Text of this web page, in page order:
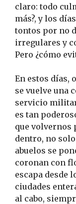
claro: todo
más?, y los
tontos por no
irregulares y
Pero ¿cómo
En estos días,
se vuelve una
servicio
es tan
que volvernos
dentro, no
abuelos se
coronan con
escapa desde
ciudades
al cabo,